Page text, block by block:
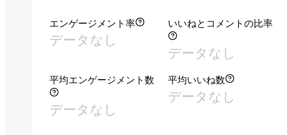
エンゲージメント率
データなし
いいねとコメントの比率
データなし
平均エンゲージメント数
データなし
平均いいね数
データなし